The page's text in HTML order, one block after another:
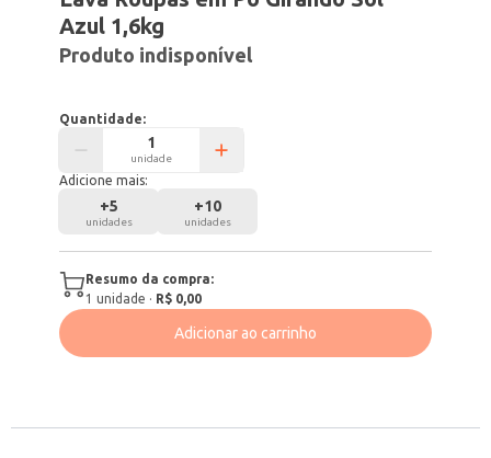
Azul 1,6kg
Produto indisponível
Quantidade:
unidade
Adicione mais:
+5
unidades
+10
unidades
Resumo da compra:
1 unidade · R$ 0,00
Adicionar ao carrinho